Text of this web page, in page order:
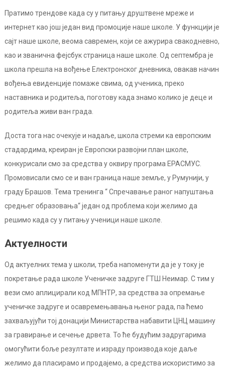
Пратимо трендове када су у питању друштвене мреже и
интернет као још један вид промоције наше школе. У функцији је
сајт наше школе, веома савремен, који се ажурира свакодневно,
као и званична фејсбук страница наше школе. Од септембра је
школа прешла на вођење Електронског дневника, овакав начин
вођења евиденције помаже свима, од ученика, преко
наставника и родитеља, поготову када знамо колико је деце и
родитеља живи ван града.
Доста тога нас очекује и надаље, школа стреми ка европским
стадардима, креиран је Европски развојни план школе,
конкурисали смо за средства у оквиру програма ЕРАСМУС.
Промовисали смо се и ван граница наше земље, у Румунији, у
граду Брашов. Тема тренинга “ Спречавање раног напуштања
средњег образовања“ један од проблема који желимо да
решимо када су у питању ученици наше школе.
Актуелности
Од актуелних тема у школи, треба напоменути да је у току је
покретање рада школе Ученичке задруге ГТШ Неимар. С тим у
вези смо аплицирали код МПНТР, за средства за опремање
ученичке задруге и осавремењавања њеног рада, па ћемо
захваљујући тој донацији Министарства набавити ЦНЦ машину
за гравирање и сечење дрвета. То ће будућим задругарима
омогућити боље резултате и израду производа које даље
желимо да пласирамо и продајемо, а средства искористимо за